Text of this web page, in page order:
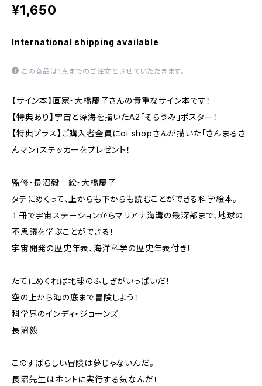
¥1,650
International shipping available
この商品は1点までのご注文とさせていただきます。
【サイン本】画家・大橋慶子さんの貴重なサイン本です！
【特典あり】宇宙と深海を描いたA2「そらうみ」ポスター！
【特典プラス】ご購入者全員にoi shopさんが描いた「さんまるさ
んマン」ステッカーをプレゼント！
監修・長沼毅 絵・大橋慶子
タテにめくって、上からも下からも読むことができる科学絵本。
１冊で宇宙ステーションからマリアナ海溝の最深部まで、地球の
不思議を学ぶことができる！
宇宙開発の歴史年表、海洋科学の歴史年表付き！
たてにめくれば地球のふしぎがいっぱいだ！
空の上から海の底まで冒険しよう！
科学界のインディ・ジョーンズ
長沼毅
このすばらしい冒険は夢じゃないんだ。
長沼先生はホントに実行する気なんだ！